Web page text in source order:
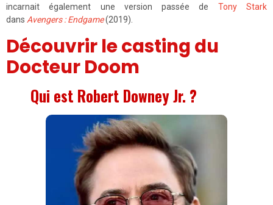
incarnait également une version passée de Tony Stark
dans Avengers : Endgame(2019).
Découvrir le casting du
Docteur Doom
Qui est Robert Downey Jr. ?